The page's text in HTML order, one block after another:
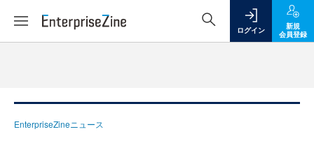
ログイン
新規
会員登録
EnterpriseZineニュース